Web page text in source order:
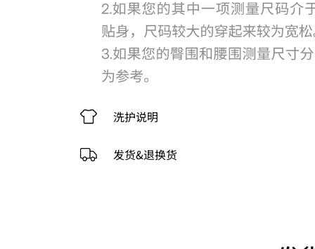
洗护说明
发货&退换货